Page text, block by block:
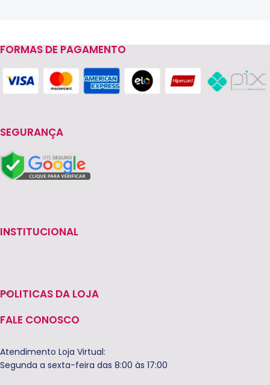
Read more
FORMAS DE PAGAMENTO
SEGURANÇA
INSTITUCIONAL
POLITICAS DA LOJA
FALE CONOSCO
Atendimento Loja Virtual:
Segunda a sexta-feira das 8:00 às 17:00